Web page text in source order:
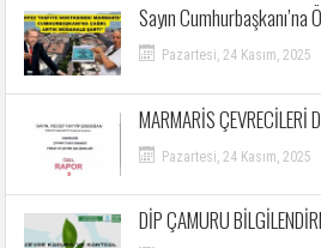
Sayın
Pazartesi, 24 Kasım, 2025
MARMARİS ÇEVRECİLERİ
Pazartesi, 24 Kasım, 2025
DİP ÇAMURU